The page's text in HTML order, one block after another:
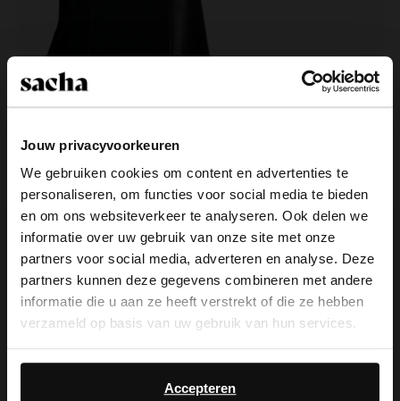
Jouw privacyvoorkeuren
We gebruiken cookies om content en advertenties te
personaliseren, om functies voor social media te bieden
en om ons websiteverkeer te analyseren. Ook delen we
informatie over uw gebruik van onze site met onze
partners voor social media, adverteren en analyse. Deze
partners kunnen deze gegevens combineren met andere
informatie die u aan ze heeft verstrekt of die ze hebben
verzameld op basis van uw gebruik van hun services.
Daarnaast werken wij samen met Google voor
advertentie- en meetdoeleinden. Meer informatie over
Accepteren
120.00
48.00
×
View this website in English?
It looks like your language isn't Dutch. Would
you like to switch to English?
English
No, stay in Dutch